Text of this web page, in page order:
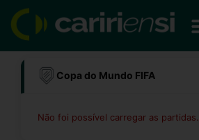
para
conteúdo
Copa do Mundo FIFA
Não foi possível carregar as partidas.